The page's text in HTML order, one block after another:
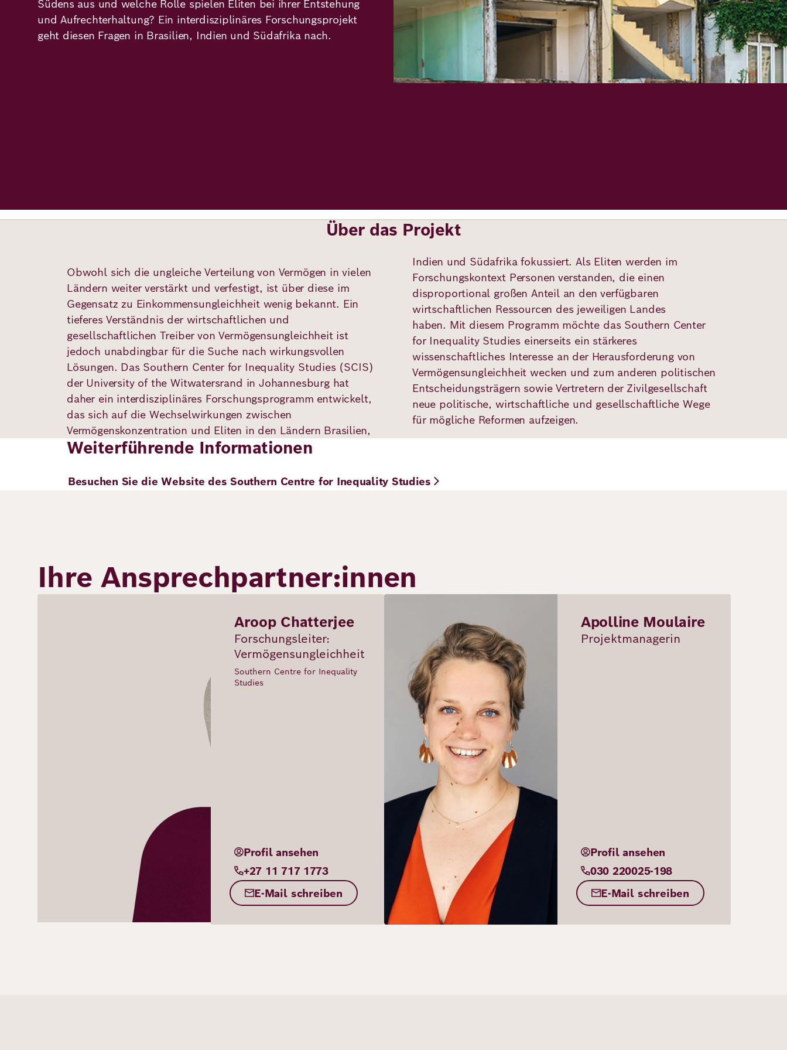
Karriere
Robert
Deutsch Englisch
Jahresbericht
Kontakt
Demokratie
Frieden
Südens aus und welche Rolle spielen Eliten bei ihrer Entstehung
und Aufrechterhaltung? Ein interdisziplinäres Forschungsprojekt
geht diesen Fragen in Brasilien, Indien und Südafrika nach.
Über das Projekt
Obwohl sich die ungleiche Verteilung von Vermögen in vielen
Ländern weiter verstärkt und verfestigt, ist über diese im
Gegensatz zu Einkommensungleichheit wenig bekannt. Ein
tieferes Verständnis der wirtschaftlichen und
gesellschaftlichen Treiber von Vermögensungleichheit ist
jedoch unabdingbar für die Suche nach wirkungsvollen
Lösungen. Das Southern Center for Inequality Studies (SCIS)
der University of the Witwatersrand in Johannesburg hat
daher ein interdisziplinäres Forschungsprogramm entwickelt,
das sich auf die Wechselwirkungen zwischen
Vermögenskonzentration und Eliten in den Ländern Brasilien,
Indien und Südafrika fokussiert. Als Eliten werden im
Forschungskontext Personen verstanden, die einen
disproportional großen Anteil an den verfügbaren
wirtschaftlichen Ressourcen des jeweiligen Landes
haben. Mit diesem Programm möchte das Southern Center
for Inequality Studies einerseits ein stärkeres
wissenschaftliches Interesse an der Herausforderung von
Vermögensungleichheit wecken und zum anderen politischen
Entscheidungsträgern sowie Vertretern der Zivilgesellschaft
neue politische, wirtschaftliche und gesellschaftliche Wege
für mögliche Reformen aufzeigen.
Weiterführende Informationen
Besuchen Sie die Website des Southern Centre for Inequality Studies
Ihre Ansprechpartner:innen
Aroop Chatterjee
Forschungsleiter:
Vermögensungleichheit
Southern Centre for Inequality
Studies
Profil ansehen
+27 11 717 1773
E-Mail schreiben
Bild
Apolline Moulaire
Projektmanagerin
Profil ansehen
030 220025-198
E-Mail schreiben